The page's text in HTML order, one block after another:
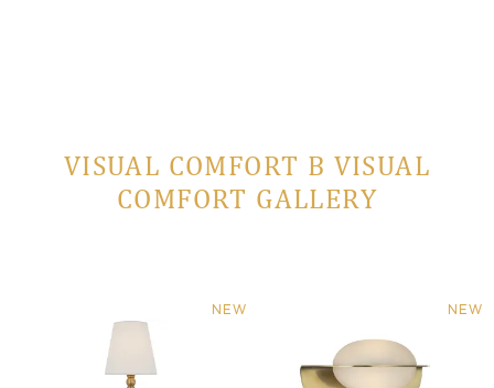
VISUAL COMFORT В VISUAL
COMFORT GALLERY
NEW NEW